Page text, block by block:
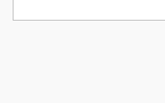
Görüş ve önerileriniz için